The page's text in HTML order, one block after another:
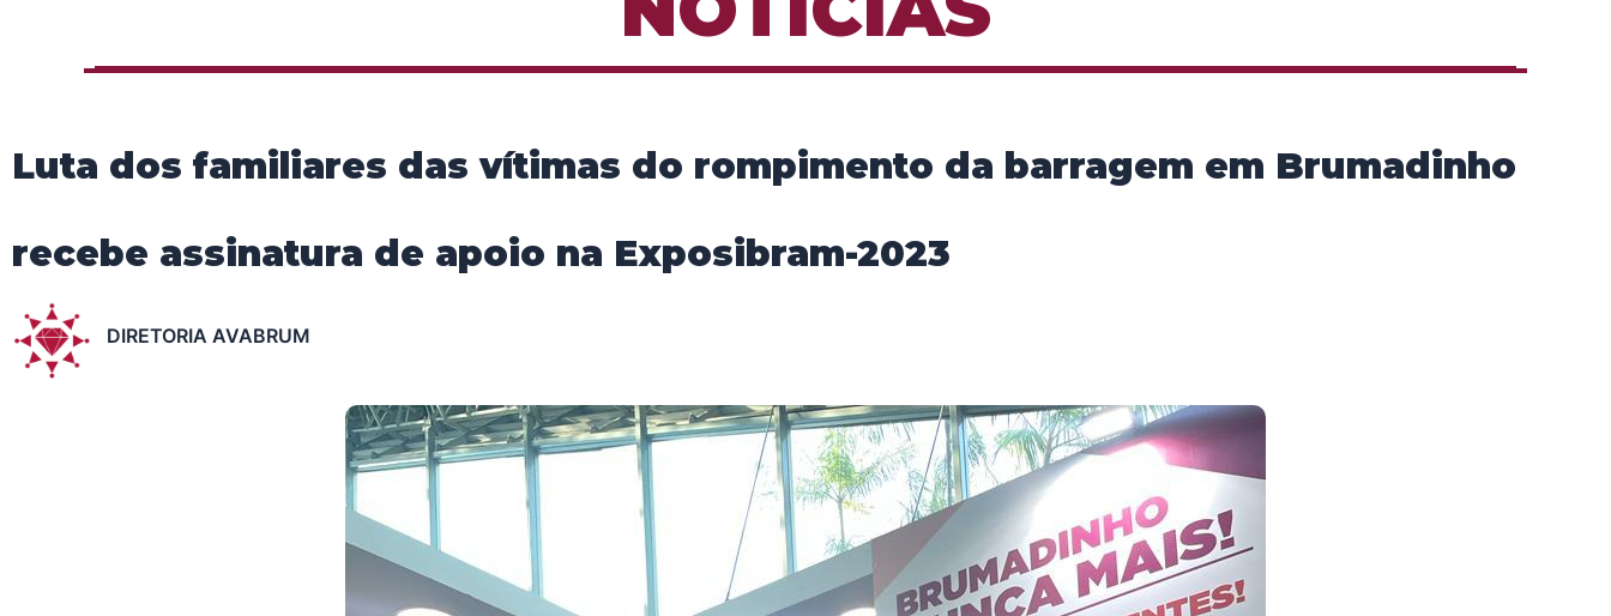
Luta dos familiares das vítimas do rompimento da barragem em Brumadinho
recebe assinatura de apoio na Exposibram-2023
DIRETORIA AVABRUM